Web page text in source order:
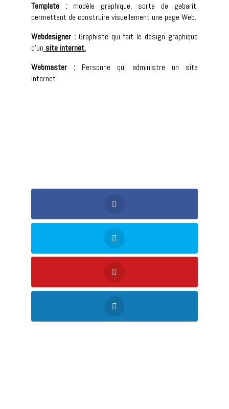
Template :modèle graphique, sorte de gabarit,
permettant de construire visuellement une page Web.
Webdesigner :Graphiste qui fait le design graphique
d’un site internet.
Webmaster :Personne qui administre un site
internet.